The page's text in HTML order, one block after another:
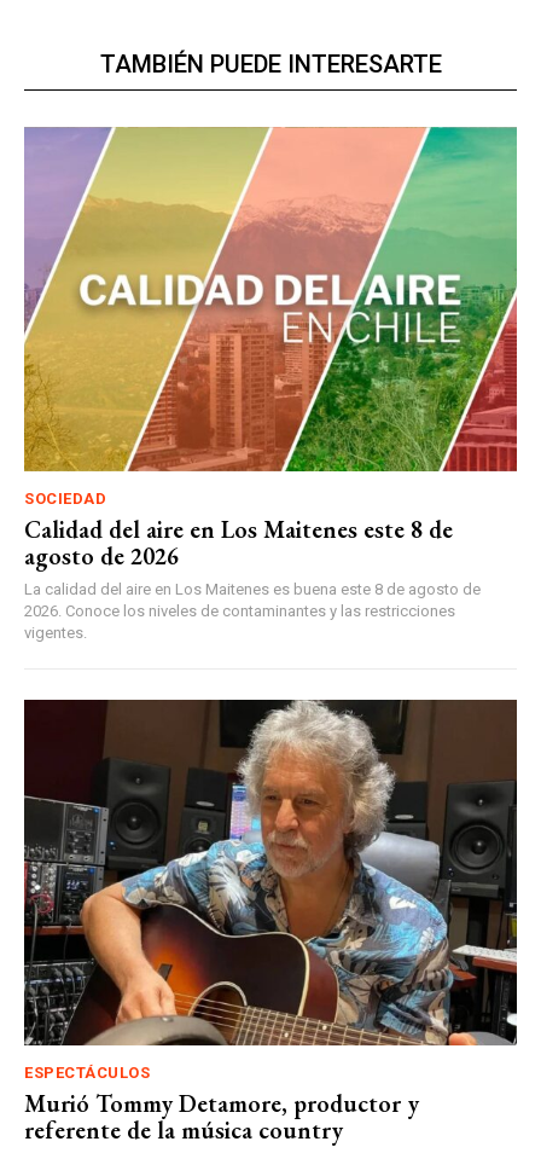
TAMBIÉN PUEDE INTERESARTE
SOCIEDAD
Calidad del aire en Los Maitenes este 8 de
agosto de 2026
La calidad del aire en Los Maitenes es buena este 8 de agosto de
2026. Conoce los niveles de contaminantes y las restricciones
vigentes.
ESPECTÁCULOS
Murió Tommy Detamore, productor y
referente de la música country